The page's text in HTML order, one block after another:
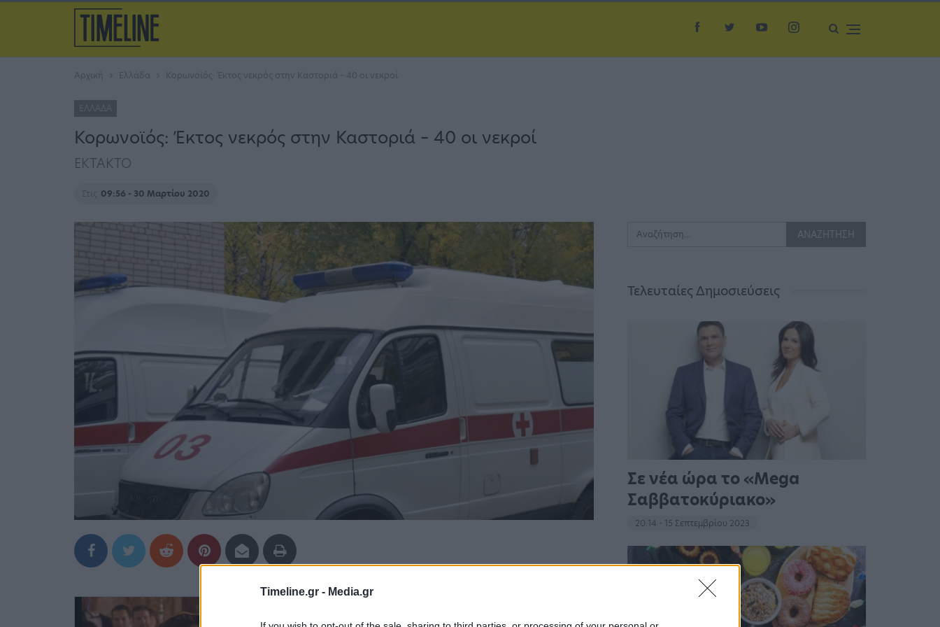
Timeline.gr - Media.gr
Αρχική Ελλάδα Κορωνοϊός: Έκτος νεκρός στην Καστοριά – 40 οι νεκροί
ΕΛΛΆΔΑ
Κορωνοϊός: Έκτος νεκρός στην Καστοριά – 40 οι νεκροί
ΕΚΤΑΚΤΟ
Στις 09:56 - 30 Μαρτίου 2020
Τελευταίες Δημοσιεύσεις
Σε νέα ώρα το «Mega
Σαββατοκύριακο»
20:14 - 15 Σεπτεμβρίου 2023